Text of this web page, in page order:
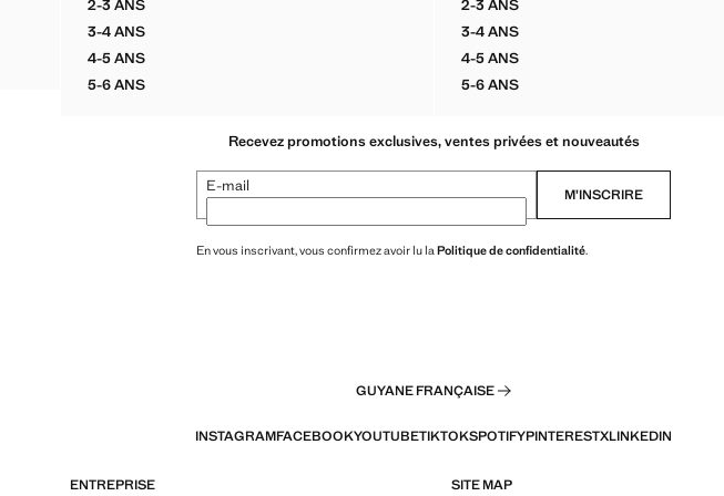
2-3 ANSBERMUDA CARGO COTON LIN
3-4 ANSBERMUDA CARGO COTON LIN
4-5 ANSBERMUDA CARGO COTON LIN
5-6 ANSBERMUDA CARGO COTON LIN
2-3 ANSBERMUDA LIN MÉLANGÉ CORDON
3-4 ANSBERMUDA LIN MÉLANGÉ CORDON
4-5 ANSBERMUDA LIN MÉLANGÉ CORDON
5-6 ANSBERMUDA LIN MÉLANGÉ CORDON
Recevez promotions exclusives, ventes privées et nouveautés
E-mail M’INSCRIRE
En vous inscrivant, vous confirmez avoir lu la Politique de confidentialité.
GUYANE FRANÇAISE
INSTAGRAMFACEBOOKYOUTUBETIKTOKSPOTIFYPINTERESTXLINKEDIN
ENTREPRISE SITE MAP